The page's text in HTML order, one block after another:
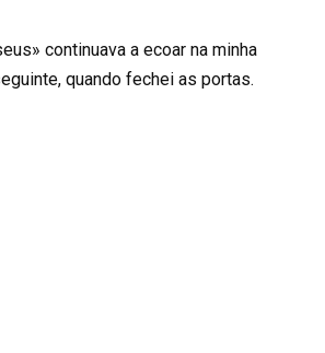
continuava a ecoar na minha
quando fechei as portas.